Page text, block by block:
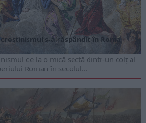
s-a răspândit în Roma
de la o mică sectă dintr-un colț al
Roman în secolul...